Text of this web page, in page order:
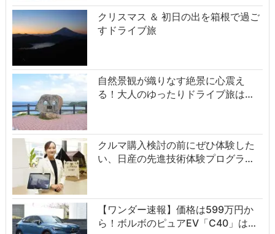
クリスマス ＆ 初日の出を箱根で過ご
すドライブ旅
自然景観が織りなす絶景に心震え
る！大人のゆったりドライブ旅は…
クルマ購入検討の前にぜひ体験した
い、日産の先進技術体験プログラ…
【ワンダー速報】価格は599万円か
ら！ボルボのピュアEV「C40」は…